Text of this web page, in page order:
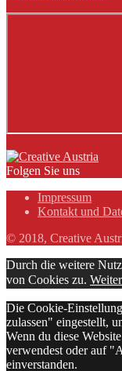
Folgen Sie uns
Impressum
Kontakt und
© 2018, Creative
Durch die weitere
von Cookies zu.
Die Cookie-
zulassen" eingestellt,
Wenn du diese
verwendest oder auf
einverstanden.